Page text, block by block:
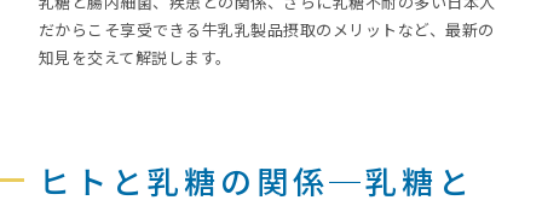
だからこそ享受できる牛乳乳製品摂取のメリットなど、最新の
知見を交えて解説します。
ヒトと乳糖の関係─乳糖と